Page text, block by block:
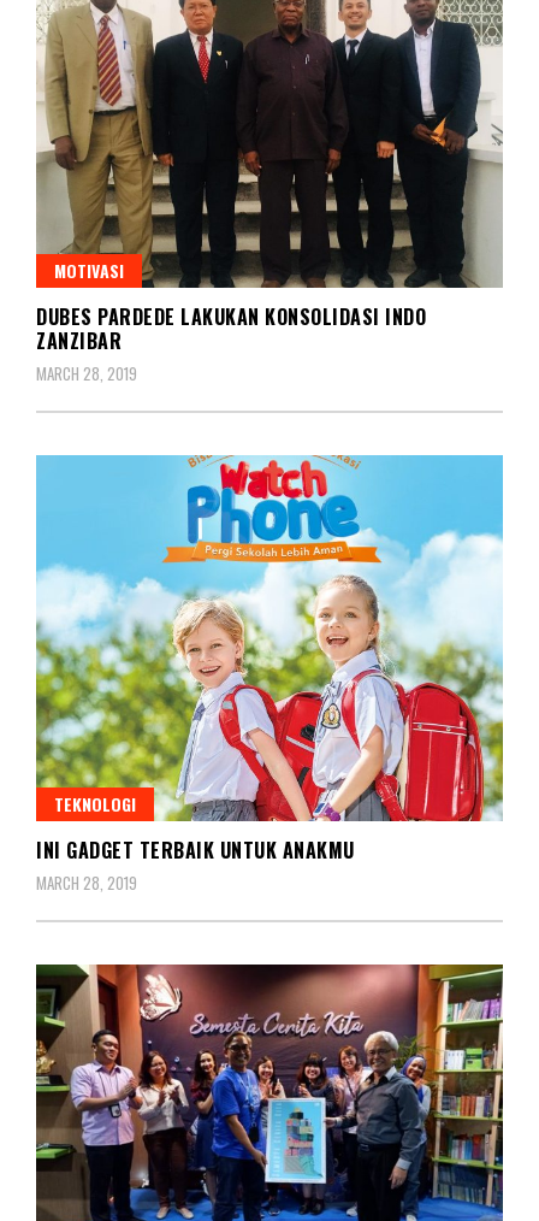
MOTIVASI
DUBES PARDEDE LAKUKAN KONSOLIDASI INDO
ZANZIBAR
MARCH 28, 2019
TEKNOLOGI
INI GADGET TERBAIK UNTUK ANAKMU
MARCH 28, 2019